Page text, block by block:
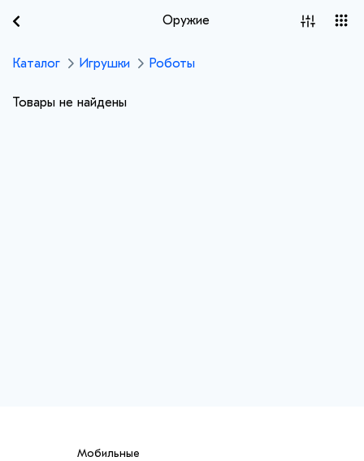
Оружие
Каталог Игрушки Роботы
Товары не найдены
Мобильные